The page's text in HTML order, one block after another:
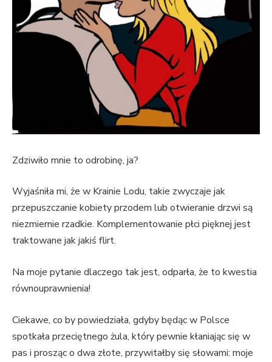
Zdziwiło mnie to odrobinę, ja?
Wyjaśniła mi, że w Krainie Lodu, takie zwyczaje jak
przepuszczanie kobiety przodem lub otwieranie drzwi są
niezmiernie rzadkie. Komplementowanie płci pięknej jest
traktowane jak jakiś flirt.
Na moje pytanie dlaczego tak jest, odparła, że to kwestia
równouprawnienia!
Ciekawe, co by powiedziała, gdyby będąc w Polsce
spotkała przeciętnego żula, który pewnie kłaniając się w
pas i prosząc o dwa złote, przywitałby się słowami: moje